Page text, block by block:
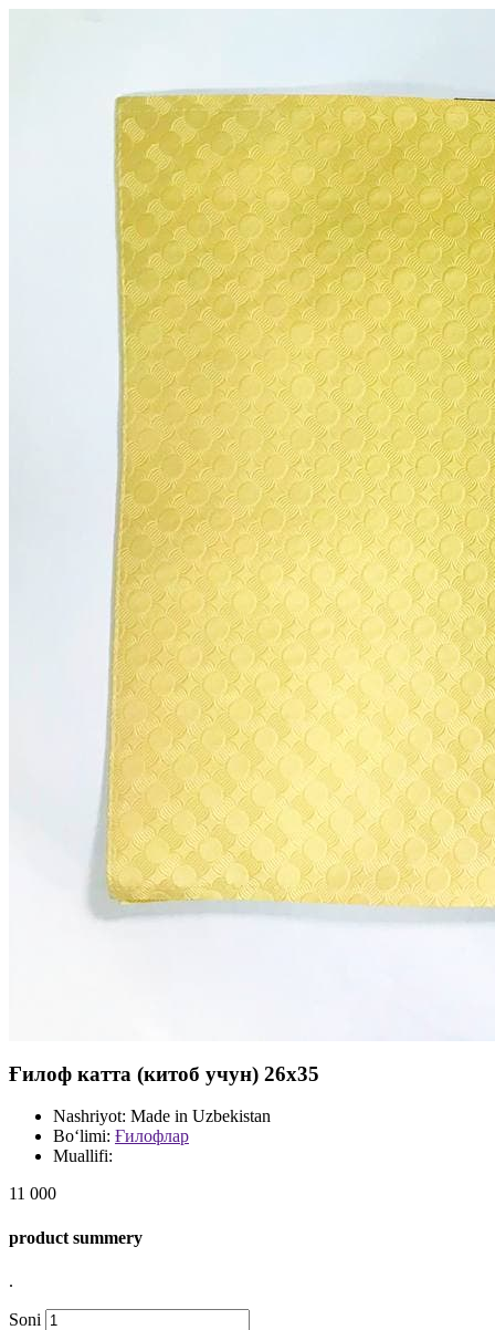
Ғилоф катта (китоб учун) 26х35
Nashriyot: Made in Uzbekistan
Bo‘limi: Ғилофлар
Muallifi:
11 000
product summery
.
Soni